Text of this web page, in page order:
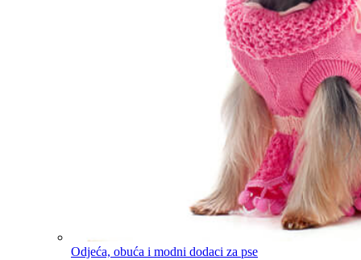
Odjeća, obuća i modni dodaci za pse